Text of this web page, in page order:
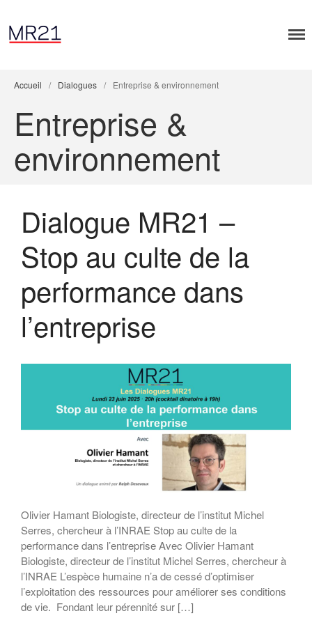
Accueil
Entreprise & droits humains
Entreprise & environnement
Entreprise & géopolitique
Rapports MR21
entreprises devient l’affaire des
salariés
Rapport MR21 : “Un nécessaire
modèle d’entreprise durable
européenne”
Planet Benefit Company : 4
règles de durabilité sur la chaîne
de valeur
Planet Benefit Company : 21
fondamentaux pour s’engager
Guide de décryptage du reporting
extra-financier
Rapport MR21 : “Repenser les
relations parties prenantes de
l’entreprise”
Forum MR21
Accueil / Dialogues / Entreprise & environnement
Entreprise &
environnement
Dialogue MR21 –
Stop au culte de la
performance dans
l’entreprise
Olivier Hamant Biologiste, directeur de l’institut Michel
Serres, chercheur à l’INRAE Stop au culte de la
performance dans l’entreprise Avec Olivier Hamant
Biologiste, directeur de l’institut Michel Serres, chercheur à
l’INRAE L’espèce humaine n’a de cessé d’optimiser
l’exploitation des ressources pour améliorer ses conditions
de vie. Fondant leur pérennité sur […]